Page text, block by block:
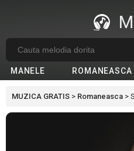
MANELE ROMANEASCA
MUZICA GRATIS > Romaneasca >